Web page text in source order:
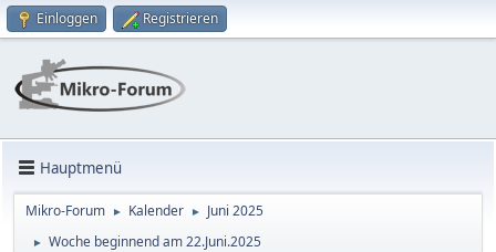
Einloggen Registrieren
Hauptmenü
Mikro-Forum ► Kalender ► Juni 2025
► Woche beginnend am 22.Juni.2025